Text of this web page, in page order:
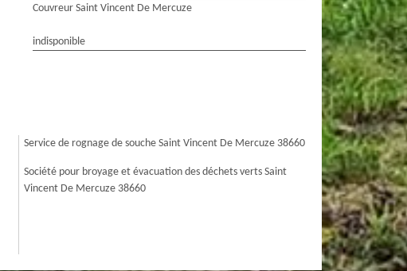
Couvreur Saint Vincent De Mercuze
indisponible
Service de rognage de souche Saint Vincent De Mercuze 38660
Société pour broyage et évacuation des déchets verts Saint
Vincent De Mercuze 38660